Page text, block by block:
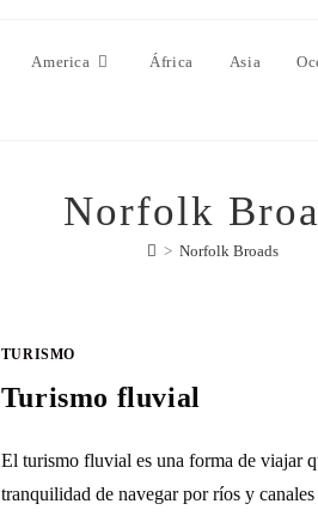
America África Asia
Norfolk
> Norfolk Broads
TURISMO
Turismo fluvial
El turismo fluvial es una forma de viajar
tranquilidad de navegar por ríos y